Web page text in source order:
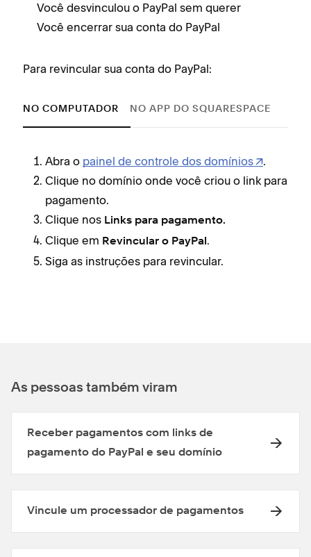
Você desvinculou o PayPal sem querer
Você encerrar sua conta do PayPal
Para revincular sua conta do PayPal:
NO COMPUTADOR NO APP DO SQUARESPACE
Abra o painel de controle dos domínios
.
Clique no domínio onde você criou o link para
pagamento.
Clique nos Links para pagamento.
Clique em Revincular o PayPal .
Siga as instruções para revincular.
As pessoas também viram
Receber pagamentos com links de
pagamento do PayPal e seu domínio
Vincule um processador de pagamentos